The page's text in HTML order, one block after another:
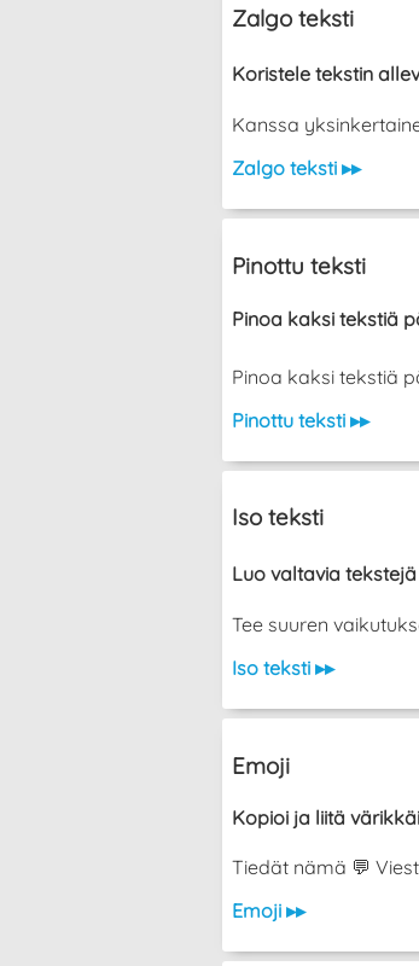
Zalgo teksti
Koristele tekstin
Kanssa
Zalgo teksti ▸▸
Pinottu teksti
Pinoa kaksi tekstiä
Pinoa kaksi tekstiä
Pinottu teksti ▸▸
Iso teksti
Luo valtavia
Tee suuren
Iso teksti ▸▸
Emoji
Kopioi ja liitä
Tiedät nämä 💬
Emoji ▸▸